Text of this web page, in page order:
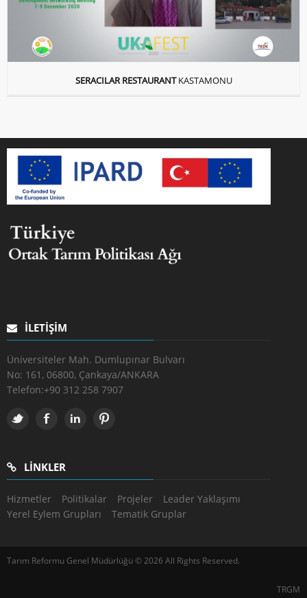
SERACILAR RESTAURANT KASTAMONU
İLETIŞIM
Üniversiteler Mah. Dumlupınar Bulvarı
No: 161, 06800, Çankaya/ANKARA
Telefon:+90 312 258 7907
LINKLER
Hizmetler Politikalar Projeler
Leader Yaklaşımı
Yerel Eylem Grupları
Tematik Gruplar
Tarım Reformu Genel Müdürlüğü © 2026 All Rights Reserved.
TRGM